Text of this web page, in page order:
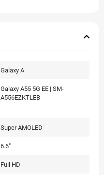
Galaxy A
Galaxy A55 5G EE | SM-
A556EZKTLEB
Super AMOLED
6.6"
Full HD